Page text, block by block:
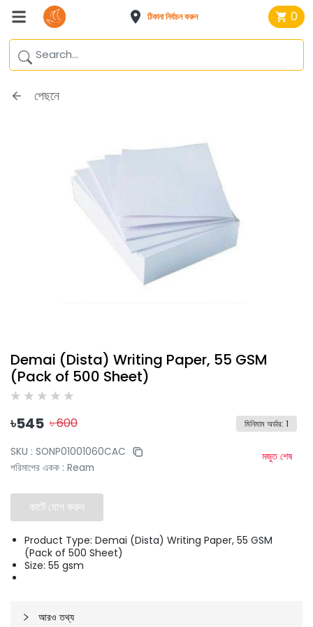
ঠিকানা নির্বাচন করুন 0
পেছনে
Demai (Dista) Writing Paper, 55 GSM
(Pack of 500 Sheet)
৳545 ৳600 মিনিমাম অর্ডার: 1
SKU : SONP01001060CAC
পরিমাপের একক : Ream
মজুত শেষ
কার্টে যোগ করুন
Product Type: Demai (Dista) Writing Paper, 55 GSM
(Pack of 500 Sheet)
Size: 55 gsm
আরও তথ্য